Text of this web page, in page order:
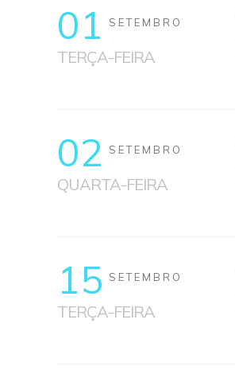
01 SETEMBRO
TERÇA-FEIRA
02 SETEMBRO
QUARTA-FEIRA
15 SETEMBRO
TERÇA-FEIRA